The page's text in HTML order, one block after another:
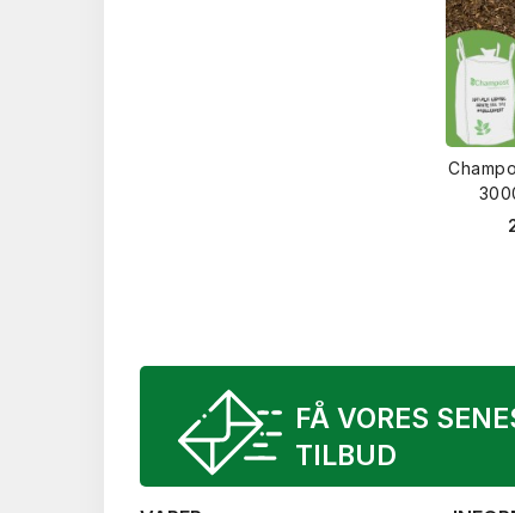
FÅ VORES
TILBUD